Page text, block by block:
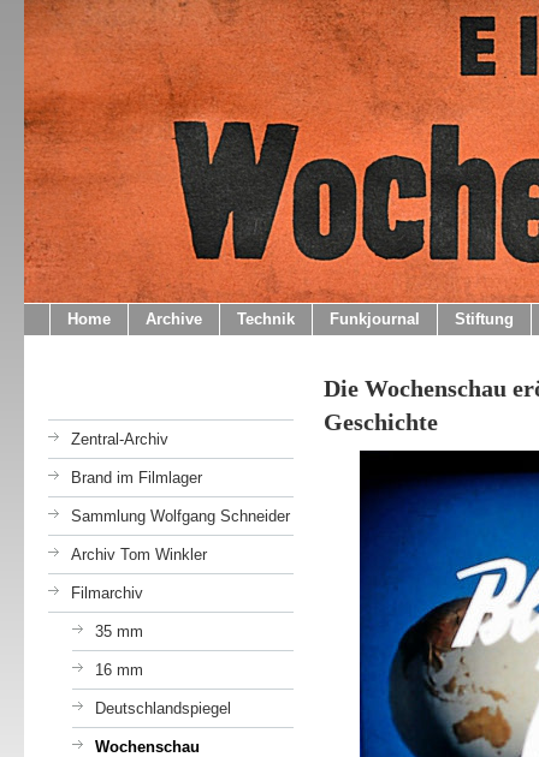
Home Archive Technik Funkjournal Stiftung
Zentral-Archiv
Brand im Filmlager
Sammlung Wolfgang Schneider
Archiv Tom Winkler
Filmarchiv
35 mm
16 mm
Deutschlandspiegel
Wochenschau
Die Wochenschau
Geschichte